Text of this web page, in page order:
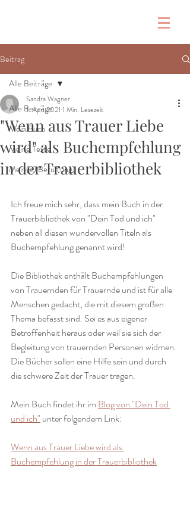
Beitrag
Alle Beiträge
Mein Buch
Meine Texte
Mein(e) Beruf(ung)
Alle Beiträge
"Wenn aus Trauer Liebe
wird" als Buchempfehlung
in der Trauerbibliothek
Sandra Wagner
1. Apr. 2021 1 Min. Lesezeit
Ich freue mich sehr, dass mein Buch in der
Trauerbibliothek von "Dein Tod und ich"
neben all diesen wundervollen Titeln als
Buchempfehlung genannt wird!
Die Bibliothek enthält Buchempfehlungen
von Trauernden für Trauernde und ist für alle
Menschen gedacht, die mit diesem großen
Thema befasst sind. Sei es aus eigener
Betroffenheit heraus oder weil sie sich der
Begleitung von trauernden Personen widmen.
Die Bücher sollen eine Hilfe sein und durch
die schwere Zeit der Trauer tragen.
Mein Buch findet ihr im Blog von "Dein Tod
und ich" unter folgendem Link:
Wenn aus Trauer Liebe wird als
Buchempfehlung in der Trauerbibliothek